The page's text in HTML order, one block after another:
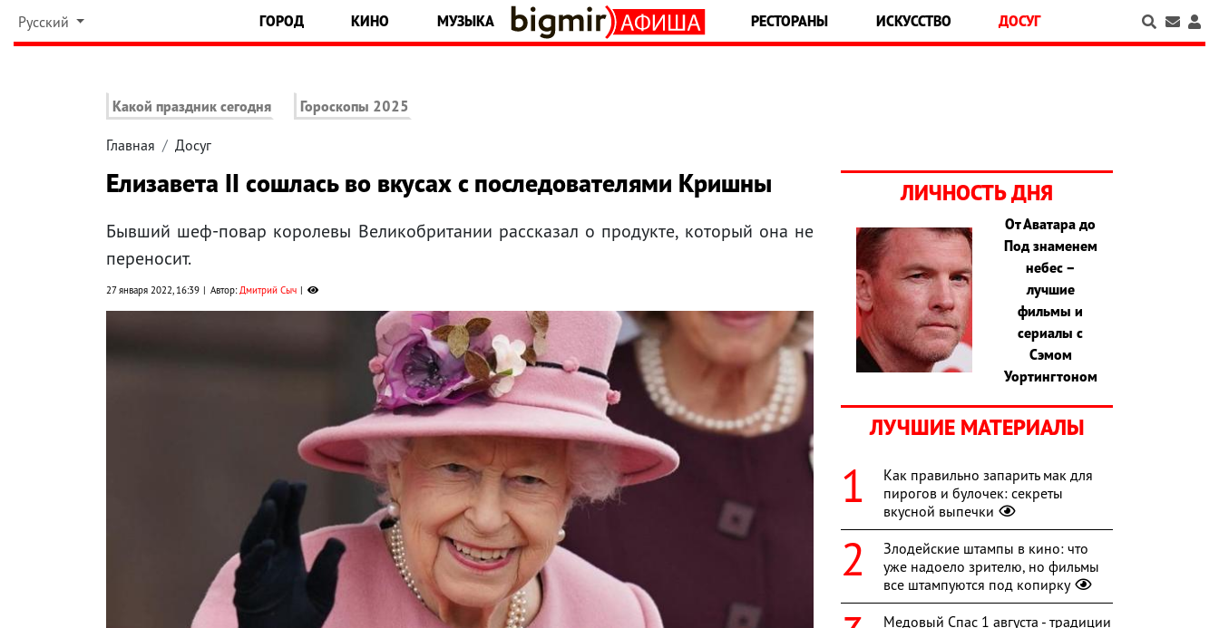
Русский ГОРОД КИНО МУЗЫКА РЕСТОРАНЫ ИСКУССТВО ДОСУГ
Какой праздник сегодня Гороскопы 2025
Главная Досуг
Елизавета ІІ сошлась во вкусах с последователями Кришны
Бывший шеф-повар королевы Великобритании рассказал о продукте, который она не
переносит.
27 января 2022, 16:39 Автор:Дмитрий Сыч
ЛИЧНОСТЬ ДНЯ
От Аватара до
Под знаменем
небес –
лучшие
фильмы и
сериалы с
Сэмом
Уортингтоном
ЛУЧШИЕ МАТЕРИАЛЫ
Как правильно запарить мак для
пирогов и булочек: секреты
вкусной выпечки
Злодейские штампы в кино: что
уже надоело зрителю, но фильмы
все штампуются под копирку
Медовый Спас 1 августа - традиции